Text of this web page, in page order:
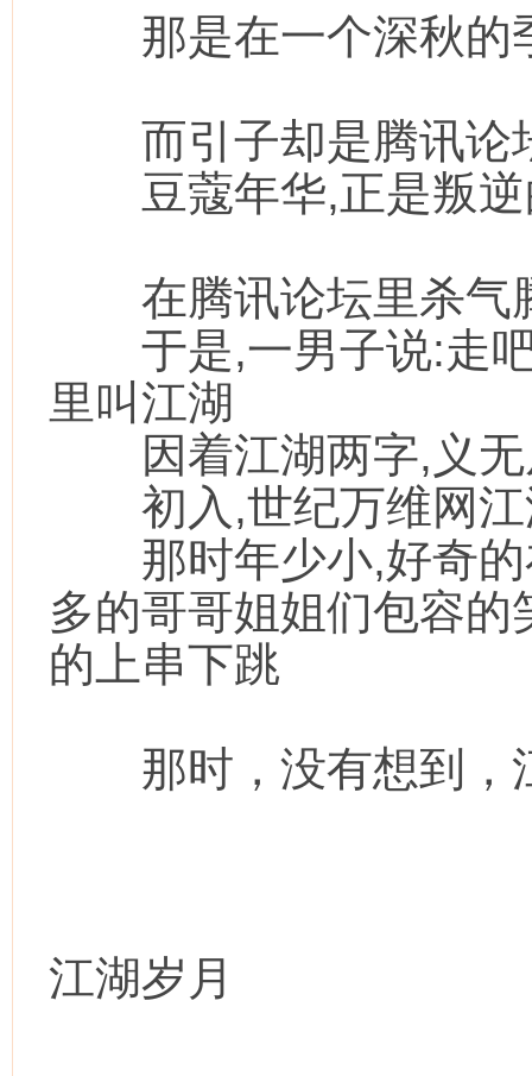
那是在一个深秋的
而引子却是腾讯论
豆蔻年华,正是叛逆
在腾讯论坛里杀气
于是,一男子说:走吧
里叫江湖
因着江湖两字,义无
初入,世纪万维网江
那时年少小,好奇的
多的哥哥姐姐们包容
的上串下跳
那时，没有想到，
江湖岁月